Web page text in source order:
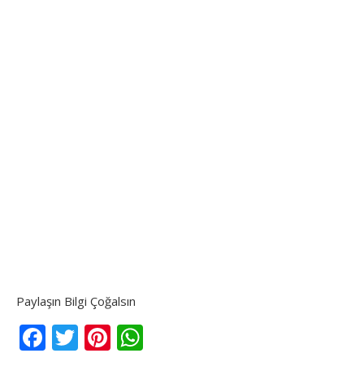
Paylaşın Bilgi Çoğalsın
Facebook
TwitterPinterest